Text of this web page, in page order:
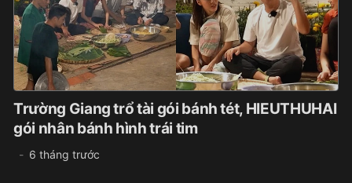
Trường Giang trổ tài gói bánh tét, HIEUTHUHAI
gói nhân bánh hình trái tim
6 tháng trước